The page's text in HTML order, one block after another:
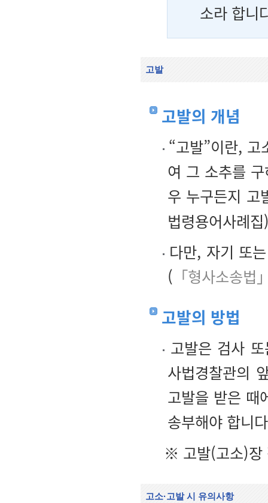
소라 합니
고발
고발의 개념
“고발”이란, 고
여 그 소추를
우 누구든지 고
법령용어사례
다만, 자기 또
( 「형사소송법
고발의 방법
고발은 검사
사법경찰관의
고발을 받은 때
송부해야 합니
※ 고발(고소)장
고소·고발 시 유의사항